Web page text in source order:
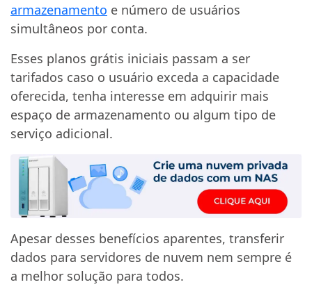
armazenamento e número de usuários
simultâneos por conta.
Esses planos grátis iniciais passam a ser
tarifados caso o usuário exceda a capacidade
oferecida, tenha interesse em adquirir mais
espaço de armazenamento ou algum tipo de
serviço adicional.
Apesar desses benefícios aparentes, transferir
dados para servidores de nuvem nem sempre é
a melhor solução para todos.